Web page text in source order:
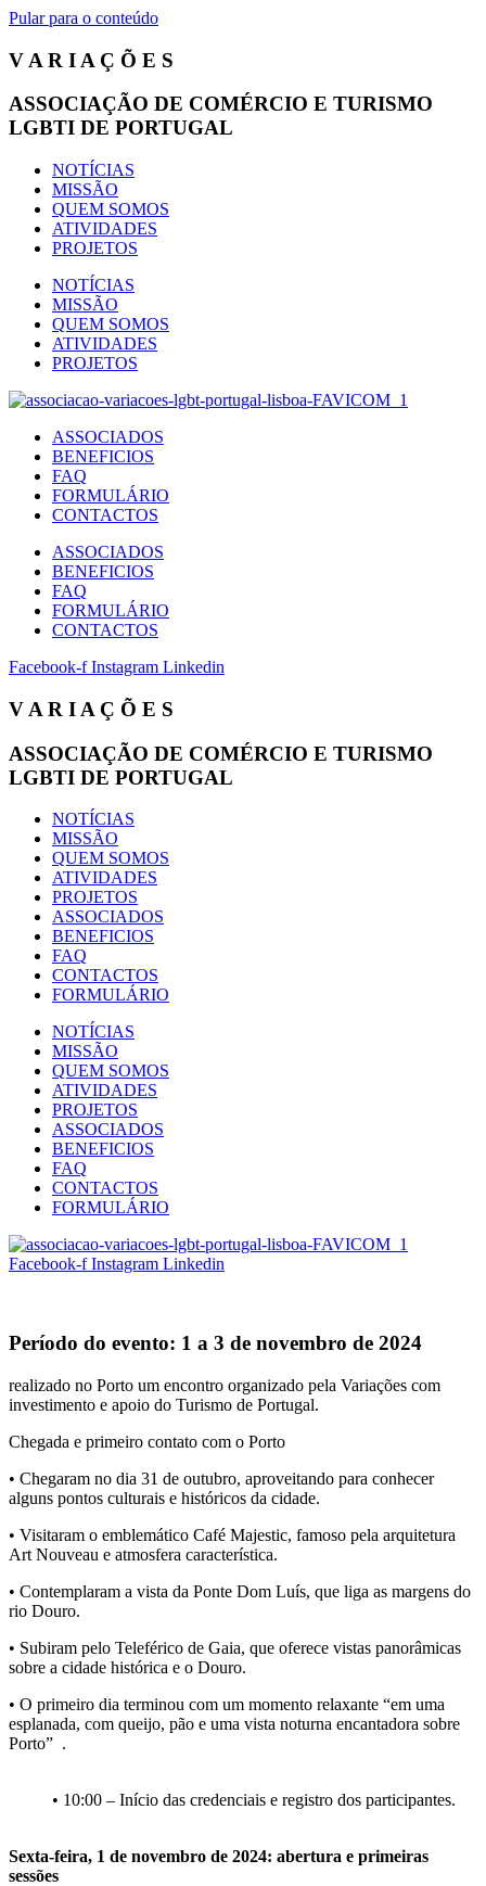
Pular para o conteúdo
V A R I A Ç Õ E S
ASSOCIAÇÃO DE COMÉRCIO E TURISMO
LGBTI DE PORTUGAL
NOTÍCIAS
MISSÃO
QUEM SOMOS
ATIVIDADES
PROJETOS
NOTÍCIAS
MISSÃO
QUEM SOMOS
ATIVIDADES
PROJETOS
ASSOCIADOS
BENEFICIOS
FAQ
FORMULÁRIO
CONTACTOS
ASSOCIADOS
BENEFICIOS
FAQ
FORMULÁRIO
CONTACTOS
Facebook-f Instagram Linkedin
V A R I A Ç Õ E S
ASSOCIAÇÃO DE COMÉRCIO E TURISMO
LGBTI DE PORTUGAL
NOTÍCIAS
MISSÃO
QUEM SOMOS
ATIVIDADES
PROJETOS
ASSOCIADOS
BENEFICIOS
FAQ
CONTACTOS
FORMULÁRIO
NOTÍCIAS
MISSÃO
QUEM SOMOS
ATIVIDADES
PROJETOS
ASSOCIADOS
BENEFICIOS
FAQ
CONTACTOS
FORMULÁRIO
Facebook-f Instagram Linkedin
Período do evento: 1 a 3 de novembro de 2024
realizado no Porto um encontro organizado pela Variações com
investimento e apoio do Turismo de Portugal.
Chegada e primeiro contato com o Porto
• Chegaram no dia 31 de outubro, aproveitando para conhecer
alguns pontos culturais e históricos da cidade.
• Visitaram o emblemático Café Majestic, famoso pela arquitetura
Art Nouveau e atmosfera característica.
• Contemplaram a vista da Ponte Dom Luís, que liga as margens do
rio Douro.
• Subiram pelo Teleférico de Gaia, que oferece vistas panorâmicas
sobre a cidade histórica e o Douro.
• O primeiro dia terminou com um momento relaxante “em uma
esplanada, com queijo, pão e uma vista noturna encantadora sobre
Porto” .
• 10:00 – Início das credenciais e registro dos participantes.
Sexta-feira, 1 de novembro de 2024: abertura e primeiras
sessões